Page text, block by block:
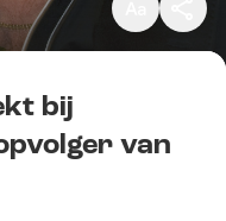
Kopieer link
bij
van